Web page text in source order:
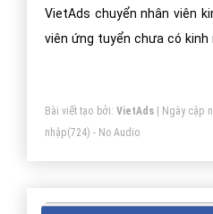
VietAds chuyển nhân viên
viên ứng tuyển chưa có kinh
Bài viết tạo bởi: VietAds| Ngày cập
nhập(724) - No Audio